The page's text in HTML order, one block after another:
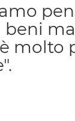
beni
molto